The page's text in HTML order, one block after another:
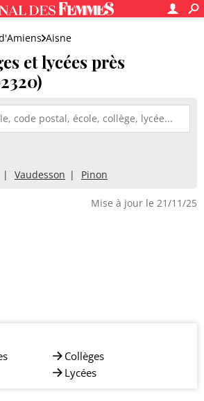
Aisne
et lycées près
Vaudesson Pinon
Mise à jour le 21/11/25
Collèges
Lycées